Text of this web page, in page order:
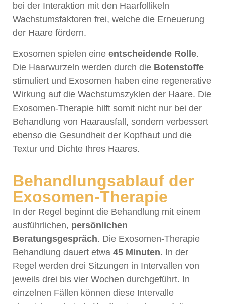
bei der Interaktion mit den Haarfollikeln
Wachstumsfaktoren frei, welche die Erneuerung
der Haare fördern.
Exosomen spielen eine entscheidende Rolle.
Die Haarwurzeln werden durch die Botenstoffe
stimuliert und Exosomen haben eine regenerative
Wirkung auf die Wachstumszyklen der Haare. Die
Exosomen-Therapie hilft somit nicht nur bei der
Behandlung von Haarausfall, sondern verbessert
ebenso die Gesundheit der Kopfhaut und die
Textur und Dichte Ihres Haares.
Behandlungsablauf der
Exosomen-Therapie
In der Regel beginnt die Behandlung mit einem
ausführlichen, persönlichen
Beratungsgespräch. Die Exosomen-Therapie
Behandlung dauert etwa 45 Minuten. In der
Regel werden drei Sitzungen in Intervallen von
jeweils drei bis vier Wochen durchgeführt. In
einzelnen Fällen können diese Intervalle